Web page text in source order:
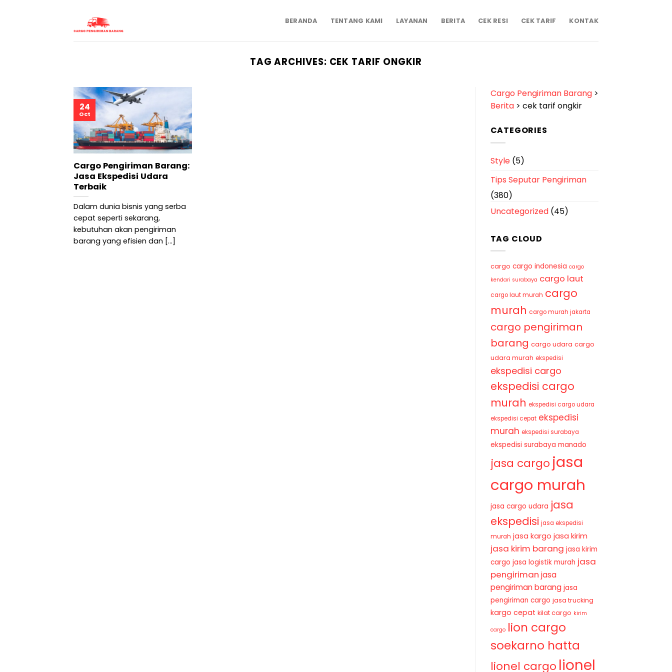
BERANDA TENTANG KAMI LAYANAN BERITA CEK RESI CEK TARIF KONTAK
TAG ARCHIVES: CEK TARIF ONGKIR
Cargo Pengiriman Barang:
Jasa Ekspedisi Udara
Terbaik
Dalam dunia bisnis yang serba
cepat seperti sekarang,
kebutuhan akan pengiriman
barang yang efisien dan [...]
24
Oct
Cargo Pengiriman Barang>
Berita> cek tarif ongkir
CATEGORIES
Style(5)
Tips Seputar Pengiriman
(380)
Uncategorized(45)
TAG CLOUD
cargo cargo indonesia cargo
kendari surabaya cargo laut
cargo laut murah cargo
murah cargo murah jakarta
cargo pengiriman
barang cargo udara cargo
udara murah ekspedisi
ekspedisi cargo
ekspedisi cargo
murah ekspedisi cargo udara
ekspedisi cepat ekspedisi
murah ekspedisi surabaya
ekspedisi surabaya manado
jasa cargo jasa
cargo murah
jasa cargo udara jasa
ekspedisi jasa ekspedisi
murah jasa kargo jasa kirim
jasa kirim barang jasa kirim
cargo jasa logistik murah jasa
pengiriman jasa
pengiriman barang jasa
pengiriman cargo jasa trucking
kargo cepat kilat cargo kirim
cargo lion cargo
soekarno hatta
lionel cargo lionel